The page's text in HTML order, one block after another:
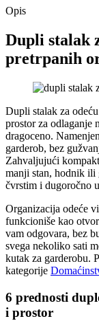
Opis
Dupli stalak
pretrpanih
Dupli stalak za
prostor za odlaganje
dragoceno.
garderob, bez
Zahvaljujući
manji stan, hodnik ili
čvrstim i dugoročno
Organizacija odeće
funkcioniše kao
vam odgovara, bez
svega nekoliko sati
kutak za garderobu.
kategorije
6 prednosti
i prostor